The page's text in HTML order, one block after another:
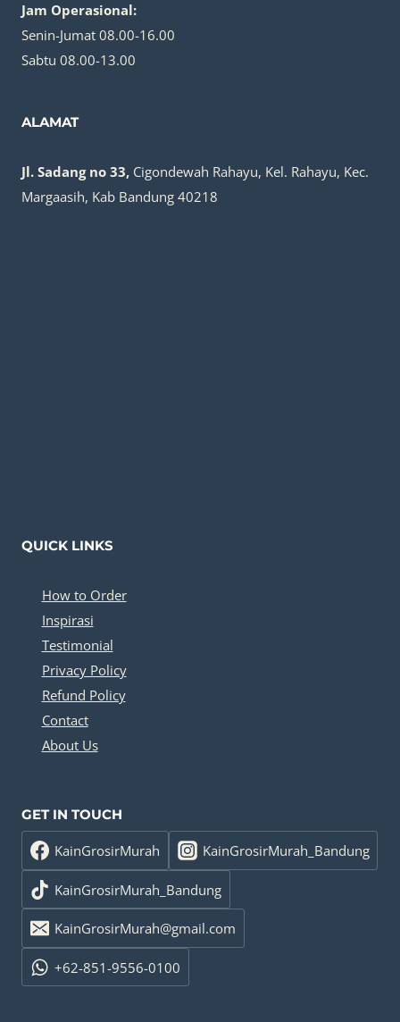
Jam Operasional:
Senin-Jumat 08.00-16.00
Sabtu 08.00-13.00
ALAMAT
Jl. Sadang no 33, Cigondewah Rahayu, Kel. Rahayu, Kec.
Margaasih, Kab Bandung 40218
QUICK LINKS
How to Order
Inspirasi
Testimonial
Privacy Policy
Refund Policy
Contact
About Us
GET IN TOUCH
KainGrosirMurah KainGrosirMurah_Bandung
KainGrosirMurah_Bandung
KainGrosirMurah@gmail.com
+62-851-9556-0100